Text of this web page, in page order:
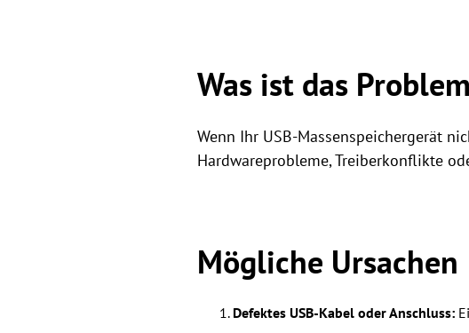
Was ist das
Wenn Ihr USB-Massenspeichergerät
Hardwareprobleme, Treiberkonflikte
Mögliche Ursachen
Defektes USB-Kabel oder Anschluss: